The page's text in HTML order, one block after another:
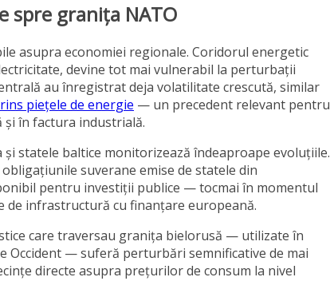
spre granița NATO
asupra economiei regionale. Coridorul energetic
devine tot mai vulnerabil la perturbații
au înregistrat deja volatilitate crescută, similar
piețele de energie — un precedent relevant pentru
în factura industrială.
statele baltice monitorizează îndeaproape evoluțiile.
suverane emise de statele din
pentru investiții publice — tocmai în momentul
de infrastructură cu finanțare europeană.
care traversau granița bielorusă — utilizate în
— suferă perturbări semnificative de mai
directe asupra prețurilor de consum la nivel